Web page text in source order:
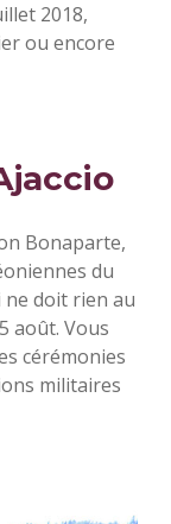
2018,
ou encore
Bonaparte,
du
ne doit rien au
août. Vous
cérémonies
militaires